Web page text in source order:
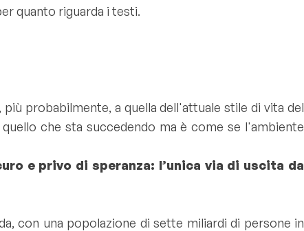
quanto riguarda i testi.
probabilmente, a quella dell'attuale stile di vita del
che sta succedendo ma è come se l'ambiente
e privo di speranza: l’unica via di uscita da
con una popolazione di sette miliardi di persone in